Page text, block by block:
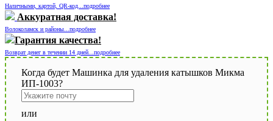
Наличными, картой, QR-код...подробнее
Аккуратная доставка!
Волоколамск и районы...подробнее
Гарантия качества!
Возврат денег в течении 14 дней...подробнее
Когда будет Машинка для удаления катышков Микма
ИП-1003?
или